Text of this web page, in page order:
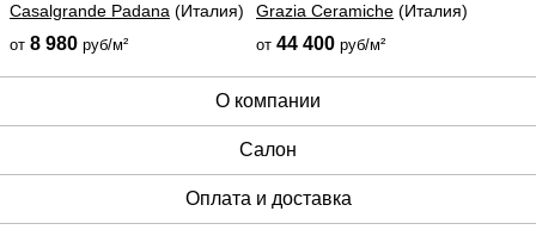
Casalgrande Padana (Италия)
от 8 980 руб/м²
Grazia Ceramiche (Италия)
от 44 400 руб/м²
О компании
Cалон
Оплата и доставка